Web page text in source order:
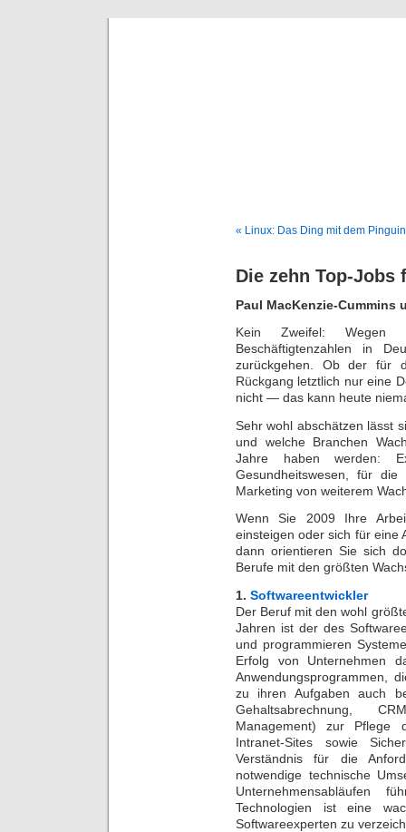
« Linux: Das Ding mit dem Pinguin
Die zehn Top-Jobs
Paul MacKenzie-Cummins
Kein Zweifel: Wegen
Beschäftigtenzahlen in
zurückgehen. Ob der für
Rückgang letztlich nur eine
nicht — das kann heute
Sehr wohl abschätzen lässt
und welche Branchen
Jahre haben werden:
Gesundheitswesen, für
Marketing von weiterem
Wenn Sie 2009 Ihre
einsteigen oder sich für eine
dann orientieren Sie sich
Berufe mit den größten
1. Softwareentwickler
Der Beruf mit den wohl
Jahren ist der des
und programmieren
Erfolg von Unternehmen
Anwendungsprogrammen,
zu ihren Aufgaben auch
Gehaltsabrechnung,
Management) zur Pflege
Intranet-Sites sowie
Verständnis für die
notwendige technische
Unternehmensabläufen
Technologien ist eine
Softwareexperten zu